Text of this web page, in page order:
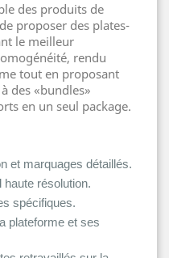
des produits de
proposer des plates-
le meilleur
rendu
tout en proposant
des «bundles»
en un seul package.
et marquages détaillés.
résolution.
spécifiques.
plateforme et ses